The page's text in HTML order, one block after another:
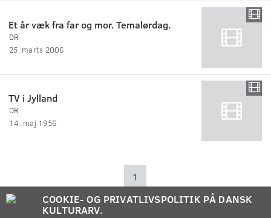
Et år væk fra far og mor. Temalørdag.
DR
25. marts 2006
TV i Jylland
DR
14. maj 1956
1
COOKIE- OG PRIVATLIVSPOLITIK PÅ DANSK
KULTURARV.